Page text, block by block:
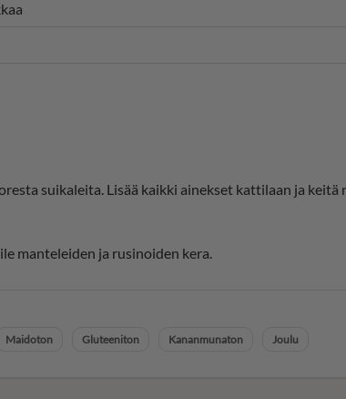
suikaleita. Lisää kaikki ainekset kattilaan ja keitä
manteleiden ja rusinoiden kera.
Maidoton Gluteeniton Kananmunaton Joulu